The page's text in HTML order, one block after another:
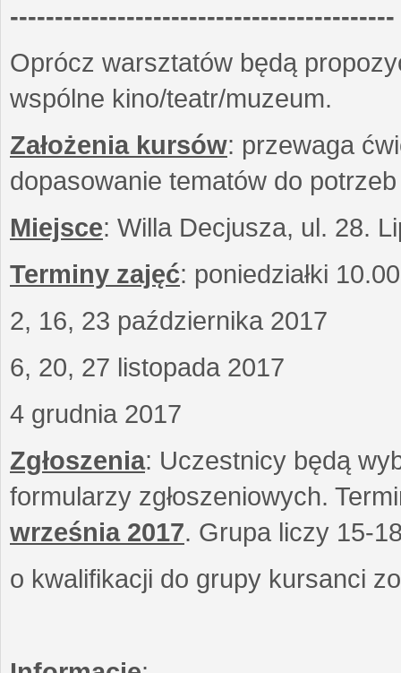
-------------------------------------------
Oprócz warsztatów będą
wspólne kino/teatr/muzeum.
Założenia kursów: przewaga
dopasowanie tematów do
Miejsce: Willa Decjusza, ul. 28.
Terminy zajęć: poniedziałki
2, 16, 23 października 2017
6, 20, 27 listopada 2017
4 grudnia 2017
Zgłoszenia: Uczestnicy będą
formularzy zgłoszeniowych.
września 2017. Grupa liczy 15-
o kwalifikacji do grupy kursanci